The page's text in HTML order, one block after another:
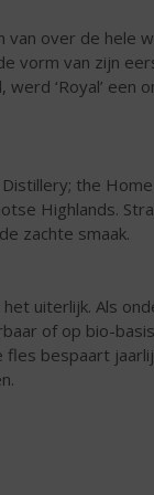
over de hele
vorm van zijn
‘Royal’ een
the
Highlands.
zachte smaak.
uiterlijk. Als
of op bio-
bespaart